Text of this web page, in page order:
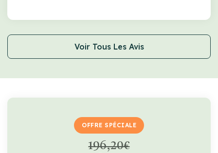
Voir Tous Les Avis
OFFRE SPÉCIALE
196,20€